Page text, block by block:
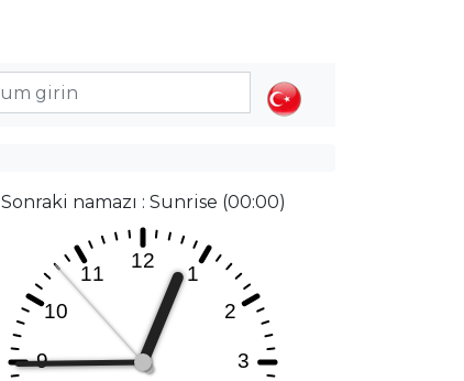
Sonraki namazı : Sunrise (00:00)